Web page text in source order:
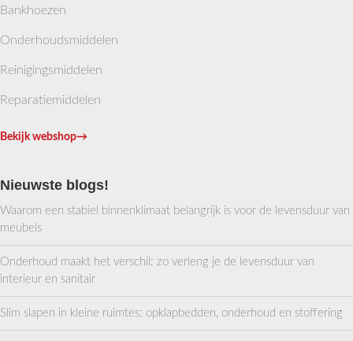
Bankhoezen
Onderhoudsmiddelen
Reinigingsmiddelen
Reparatiemiddelen
Bekijk webshop→
Nieuwste blogs!
Waarom een stabiel binnenklimaat belangrijk is voor de levensduur van
meubels
Onderhoud maakt het verschil: zo verleng je de levensduur van
interieur en sanitair
Slim slapen in kleine ruimtes: opklapbedden, onderhoud en stoffering